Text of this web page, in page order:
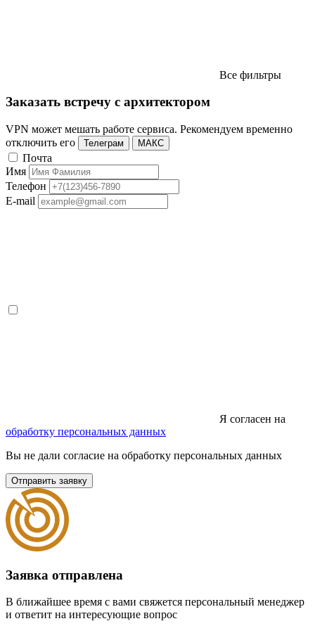
Все фильтры
Заказать встречу с архитектором
VPN может мешать работе сервиса. Рекомендуем временно
отключить его
Телеграм МАКС
Почта
Имя
Телефон
E-mail
Я согласен на
обработку персональных данных
Вы не дали согласие на обработку персональных данных
Отправить заявку
Заявка отправлена
В ближайшее время с вами свяжется персональный менеджер
и ответит на интересующие вопрос